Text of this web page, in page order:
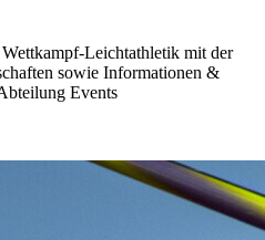
Leichtathletik mit der
sowie Informationen &
Events